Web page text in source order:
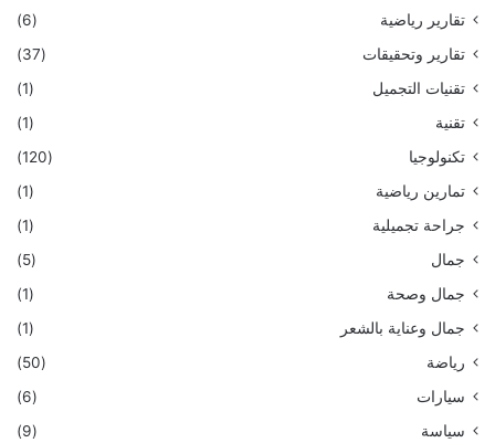
تقارير رياضية
(6)
تقارير وتحقيقات
(37)
تقنيات التجميل
(1)
تقنية
(1)
تكنولوجيا
(120)
تمارين رياضية
(1)
جراحة تجميلية
(1)
جمال
(5)
جمال وصحة
(1)
جمال وعناية بالشعر
(1)
رياضة
(50)
سيارات
(6)
سياسة
(9)